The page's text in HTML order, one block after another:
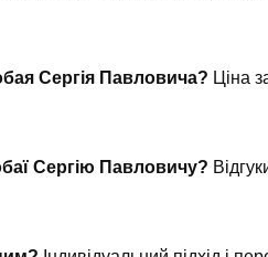
Сергія Павловича? Ціна
Сергію Павловичу?